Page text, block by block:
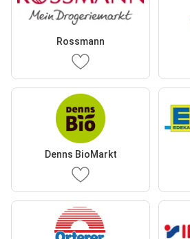
Rossmann
Denns BioMarkt